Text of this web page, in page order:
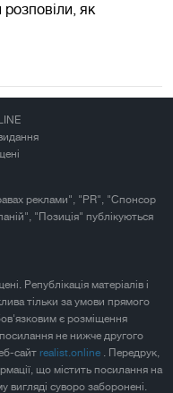
як
реклами", "PR", "Спонсор
"Позиція" публікуються
Републікація матеріалів і
тільки за умови прямого
є розміщення
не нижче другого
сайт realist.online
. Передрук,
що містить посилання на
вигляді суворо заборонені.